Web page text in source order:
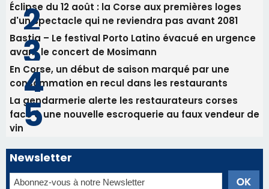
Éclipse du 12 août : la Corse aux premières loges
d'un spectacle qui ne reviendra pas avant 2081
Bastia – Le festival Porto Latino évacué en urgence
avant le concert de Mosimann
En Corse, un début de saison marqué par une
consommation en recul dans les restaurants
La gendarmerie alerte les restaurateurs corses
face à une nouvelle escroquerie au faux vendeur de
vin
Newsletter